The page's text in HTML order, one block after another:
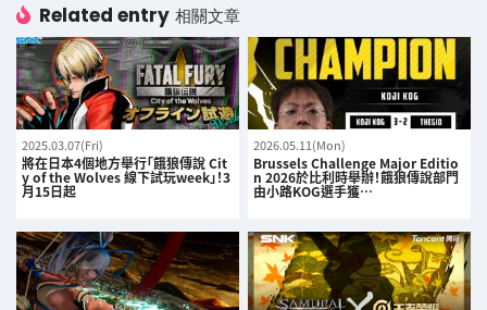
Related entry 相關文章
2025.03.07(Fri)
將在日本4個地方舉行「餓狼傳說 Cit
y of the Wolves 線下試玩week」！3
月15日起
2026.05.11(Mon)
Brussels Challenge Major Editio
n 2026於比利時舉辦！餓狼傳說部門
由小路KOG選手獲…